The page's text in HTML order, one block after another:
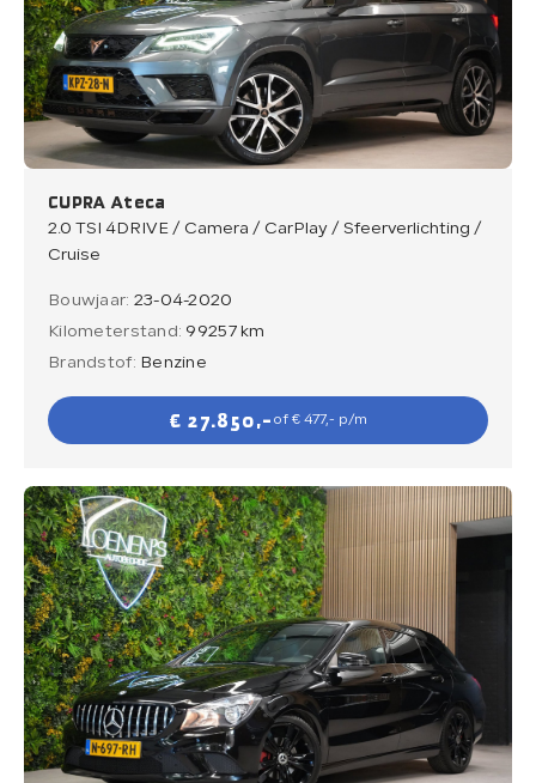
CUPRA Ateca
2.0 TSI 4DRIVE / Camera / CarPlay / Sfeerverlichting /
Cruise
Bouwjaar: 23-04-2020
Kilometerstand: 99257 km
Brandstof: Benzine
€ 27.850,- of € 477,- p/m